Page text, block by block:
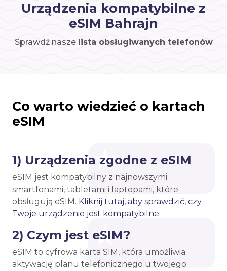
Urządzenia kompatybilne z
eSIM Bahrajn
Sprawdź nasze lista obsługiwanych telefonów
Co warto wiedzieć o kartach
eSIM
1) Urządzenia zgodne z eSIM
eSIM jest kompatybilny z najnowszymi
smartfonami, tabletami i laptopami, które
obsługują eSIM. Kliknij tutaj, aby sprawdzić, czy
Twoje urządzenie jest kompatybilne
2) Czym jest eSIM?
eSIM to cyfrowa karta SIM, która umożliwia
aktywację planu telefonicznego u twojego